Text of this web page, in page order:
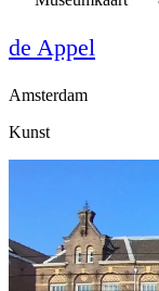
de Appel
Amsterdam
Kunst